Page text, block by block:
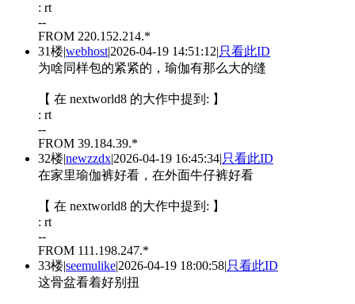
: rt
--
FROM 220.152.214.*
31楼|webhost|2026-04-19 14:51:12|只看此ID
为啥同样包的紧紧的，瑜伽有那么大的缝
【 在 nextworld8 的大作中提到: 】
: rt
--
FROM 39.184.39.*
32楼|newzzdx|2026-04-19 16:45:34|只看此ID
在家里瑜伽裤好看，在外面牛仔裤好看
【 在 nextworld8 的大作中提到: 】
: rt
--
FROM 111.198.247.*
33楼|seemulike|2026-04-19 18:00:58|只看此ID
这骨盆看着好别扭